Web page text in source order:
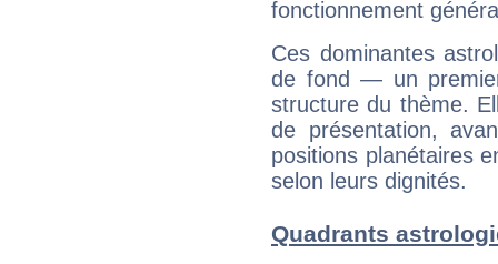
fonctionnement
Ces dominantes
de fond — un
structure du thème.
de présentation,
positions planétaires
selon leurs dignités.
Quadrants